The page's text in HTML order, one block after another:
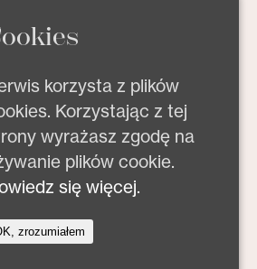
2
korzysta z plików
Korzystając z tej
wyrażasz zgodę na
plików cookie.
się więcej.
zrozumiałem